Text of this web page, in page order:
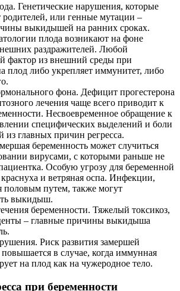
Генетические нарушения, которые
родителей, или генные мутации –
выкидышей на ранних сроках.
плода возникают на фоне
раздражителей. Любой
фактор из внешний среды при
плод либо укрепляет иммунитет, либо
фона. Дефицит прогестерона
лечения чаще всего приводит к
Несвоевременное обращение к
специфических выделений и боли
из главных причин регресса.
беременность может случиться
вирусами, с которыми раньше не
Особую угрозу для беременной
и ветряная оспа. Инфекции,
половым путем, также могут
выкидыш.
беременности. Тяжелый токсикоз,
– главные причины выкидыша
Риск развития замершей
в случае, когда иммунная
на плод как на чужеродное тело.
при беременности